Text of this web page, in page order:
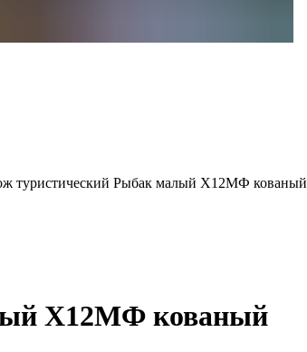
туристический Рыбак малый Х12МФ кованый
Х12МФ кованый